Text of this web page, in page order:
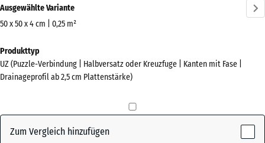
Informationen
zu
Farben?
Farbpalette
Anthrazit(active)
Ausgewählte Variante
50 x 50 x 4 cm | 0,25 m²
Abmessungen
für
den
x
540
Produkttyp
UZ (Puzzle-Verbindung | Halbversatz oder Kreuzfuge | Kanten mit Fase |
Drainageprofil ab 2,5 cm Plattenstärke)
Zum Vergleich hinzufügen